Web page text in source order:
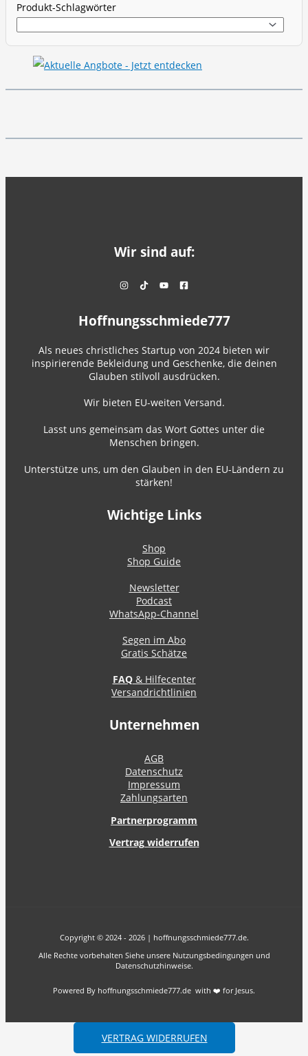
Produkt-Schlagwörter
Wir sind auf:
Hoffnungsschmiede777
Als neues christliches Startup von 2024 bieten wir
inspirierende Bekleidung und Geschenke, die deinen
Glauben stilvoll ausdrücken.
Wir bieten EU-weiten Versand.
Lasst uns gemeinsam das Wort Gottes unter die
Menschen bringen.
Unterstütze uns, um den Glauben in den EU-Ländern zu
stärken!
Wichtige Links
Shop
Shop Guide
Newsletter
Podcast
WhatsApp-Channel
Segen im Abo
Gratis Schätze
FAQ& Hilfecenter
Versandrichtlinien
Unternehmen
AGB
Datenschutz
Impressum
Zahlungsarten
Partnerprogramm
Vertrag widerrufen
Copyright © 2024 - 2026 | hoffnungsschmiede777.de.
Alle Rechte vorbehalten Siehe unsere Nutzungsbedingungen und
Datenschutzhinweise.
Powered By hoffnungsschmiede777.de with ❤️ for Jesus.
VERTRAG WIDERRUFEN